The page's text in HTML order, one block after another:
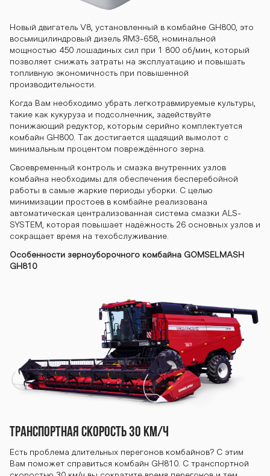
Новый двигатель V8, установленный в комбайне GH800, это
восьмицилиндровый дизель ЯМЗ-658, номинальной
мощностью 450 лошадиных сил при 1 800 об/мин, который
позволяет снижать затраты на эксплуатацию и повышать
топливную экономичность при повышенной
производительности.
Когда Вам необходимо убрать легкотравмируемые культуры,
такие как кукуруза и подсолнечник, задействуйте
понижающий редуктор, которым серийно комплектуется
комбайн GH800. Так достигается щадящий вымолот с
минимальным процентом повреждённого зерна.
Своевременный контроль и смазка внутренних узлов
комбайна необходимы для обеспечения бесперебойной
работы в самые жаркие периоды уборки. С целью
минимизации простоев в комбайне реализована
автоматическая централизованная система смазки ALS-
SYSTEM, которая повышает надёжность 26 основных узлов и
сокращает время на техобслуживание.
Особенности зерноуборочного комбайна GOMSELMASH
GH810
ТРАНСПОРТНАЯ СКОРОСТЬ 30 КМ/Ч
Есть проблема длительных перегонов комбайнов? С этим
Вам поможет справиться комбайн GH810. С транспортной